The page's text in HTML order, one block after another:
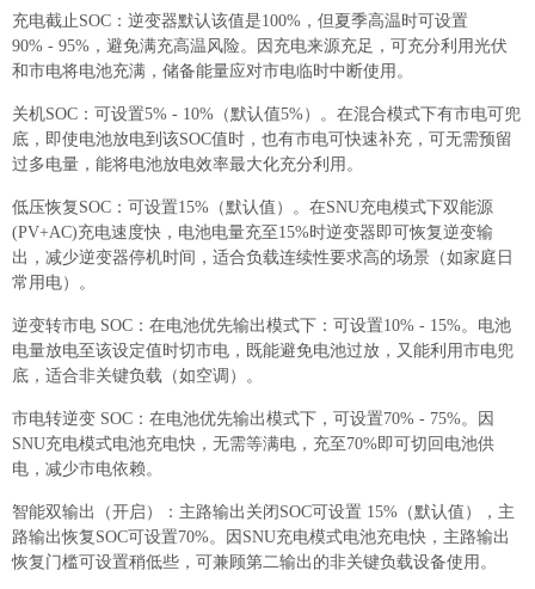
充电截止SOC：逆变器默认该值是100%，但夏季高温时可设置
90% - 95%，避免满充高温风险。因充电来源充足，可充分利用光伏
和市电将电池充满，储备能量应对市电临时中断使用。
关机SOC：可设置5% - 10%（默认值5%）。在混合模式下有市电可兜
底，即使电池放电到该SOC值时，也有市电可快速补充，可无需预留
过多电量，能将电池放电效率最大化充分利用。
低压恢复SOC：可设置15%（默认值）。在SNU充电模式下双能源
(PV+AC)充电速度快，电池电量充至15%时逆变器即可恢复逆变输
出，减少逆变器停机时间，适合负载连续性要求高的场景（如家庭日
常用电）。
逆变转市电 SOC：在电池优先输出模式下：可设置10% - 15%。电池
电量放电至该设定值时切市电，既能避免电池过放，又能利用市电兜
底，适合非关键负载（如空调）。
市电转逆变 SOC：在电池优先输出模式下，可设置70% - 75%。因
SNU充电模式电池充电快，无需等满电，充至70%即可切回电池供
电，减少市电依赖。
智能双输出（开启）：主路输出关闭SOC可设置 15%（默认值），主
路输出恢复SOC可设置70%。因SNU充电模式电池充电快，主路输出
恢复门槛可设置稍低些，可兼顾第二输出的非关键负载设备使用。